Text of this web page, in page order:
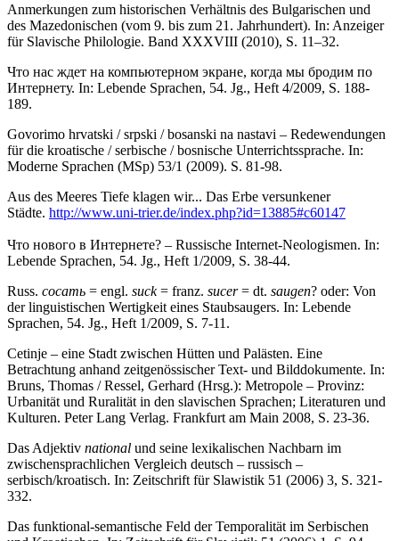
Anmerkungen zum historischen Verhältnis des Bulgarischen und
des Mazedonischen (vom 9. bis zum 21. Jahrhundert). In: Anzeiger
für Slavische Philologie. Band XXXVIII (2010), S. 11–32.
Что нас ждет на компьютерном экране, когда мы бродим по
Интернету. In: Lebende Sprachen, 54. Jg., Heft 4/2009, S. 188-
189.
Govorimo hrvatski / srpski / bosanski na nastavi – Redewendungen
für die kroatische / ser­bische / bosnische Unterrichtssprache. In:
Moderne Sprachen (MSp) 53/1 (2009). S. 81-98.
Aus des Meeres Tiefe klagen wir... Das Erbe versunkener
Städte. http://www.uni-trier.de/index.php?id=13885#c60147
Что нового в Интернете? – Russische Internet-Neologismen. In:
Lebende Sprachen, 54. Jg., Heft 1/2009, S. 38-44.
Russ. сосать = engl. suck= franz. sucer= dt. saugen? oder: Von
der linguistischen Wer­tig­keit eines Staubsaugers. In: Lebende
Sprachen, 54. Jg., Heft 1/2009, S. 7-11.
Cetinje – eine Stadt zwischen Hütten und Palästen. Eine
Betrachtung anhand zeitgenössi­scher Text- und Bilddokumente. In:
Bruns, Thomas / Ressel, Gerhard (Hrsg.): Metropole – Provinz:
Urbanität und Ruralität in den slavischen Sprachen; Literaturen und
Kulturen. Pe­ter Lang Verlag. Frankfurt am Main 2008, S. 23-36.
Das Adjektiv national und seine lexikalischen Nachbarn im
zwischensprachlichen Ver­gleich deutsch – russisch –
serbisch/kroatisch. In: Zeitschrift für Slawistik 51 (2006) 3, S. 321-
332.
Das funktional-semantische Feld der Temporalität im Serbischen